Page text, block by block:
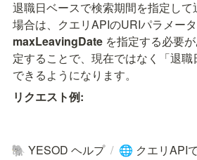
退職日ベースで検索期間を指定し
場合は、クエリAPIのURIパラメー
maxLeavingDate を指定する必要
定することで、現在ではなく「退
できるようになります。
リクエスト例:
🐘 YESOD ヘルプ / 🌐 クエリAPI